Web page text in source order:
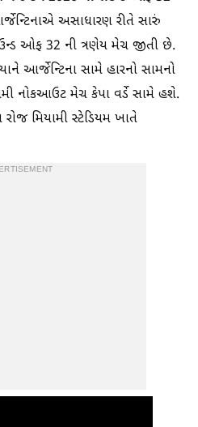
અસાધારણ રીતે સારું
ઓફ 32 ની ત્રણેય મેચ જીતી છે.
આર્જેન્ટિના સામે હારનો સામનો
નોકઆઉટ મેચ કેપા વર્ડે સામે હશે.
મિયામી સ્ટેડિયમ ખાતે